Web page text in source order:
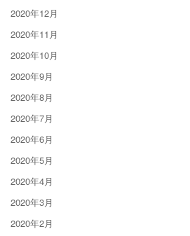
2020年12月
2020年11月
2020年10月
2020年9月
2020年8月
2020年7月
2020年6月
2020年5月
2020年4月
2020年3月
2020年2月